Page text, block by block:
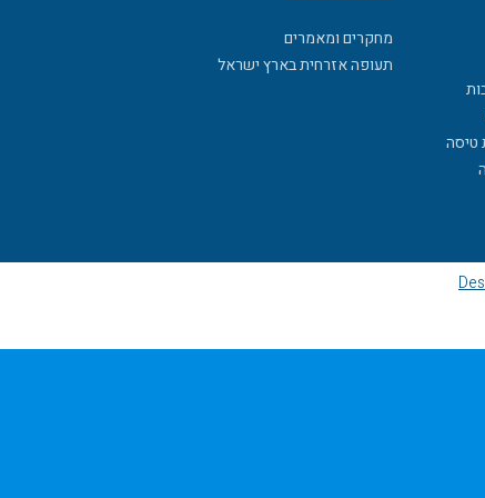
טיסה
מחקרים ומאמרים
תעופה אזרחית בארץ ישראל